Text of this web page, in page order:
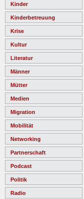
Kinder
Kinderbetreuung
Krise
Kultur
Literatur
Männer
Mütter
Medien
Migration
Mobilität
Networking
Partnerschaft
Podcast
Politik
Radio